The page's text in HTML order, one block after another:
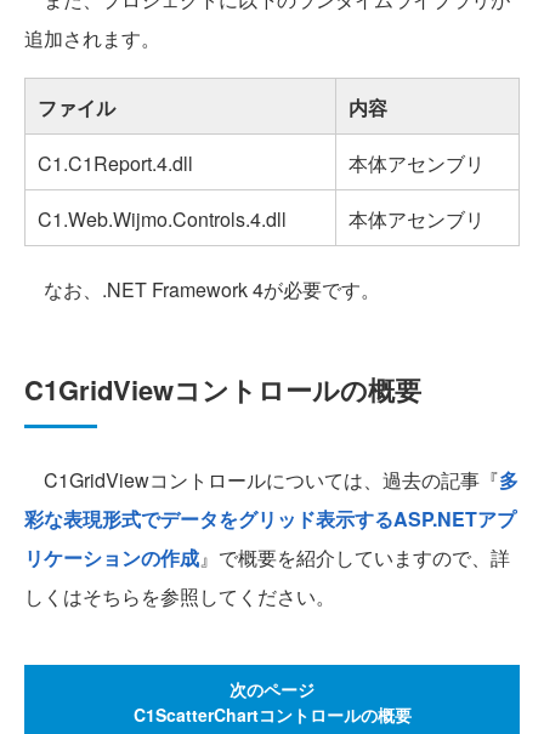
追加されます。
ファイル
内容
C1.C1Report.4.dll
本体アセンブリ
C1.Web.Wijmo.Controls.4.dll
本体アセンブリ
なお、.NET Framework 4が必要です。
C1GridViewコントロールの概要
C1GridViewコントロールについては、過去の記事『多
彩な表現形式でデータをグリッド表示するASP.NETアプ
リケーションの作成』で概要を紹介していますので、詳
しくはそちらを参照してください。
次のページ
C1ScatterChartコントロールの概要